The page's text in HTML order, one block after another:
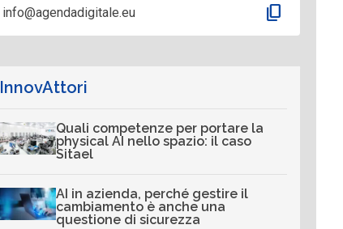
info@agendadigitale.eu content_copy
InnovAttori
Quali competenze per portare la
physical AI nello spazio: il caso
Sitael
AI in azienda, perché gestire il
cambiamento è anche una
questione di sicurezza